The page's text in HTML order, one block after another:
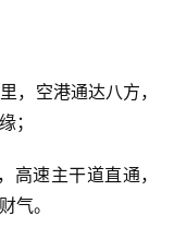
，空港通达八方，
；
速主干道直通，
气。